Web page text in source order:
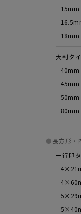
15mm
18mm
大判タ
40mm
45mm
50mm
80mm
●長方形・
一行印